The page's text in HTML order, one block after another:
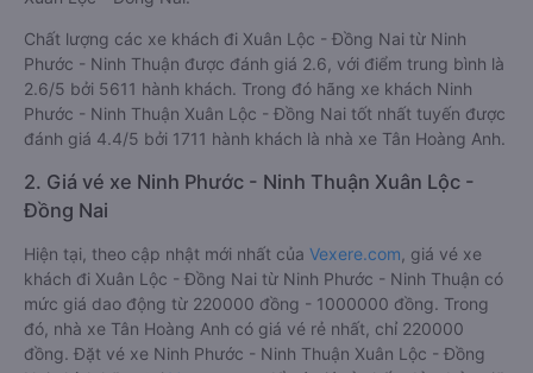
Chất lượng các xe khách đi Xuân Lộc - Đồng Nai từ Ninh
Phước - Ninh Thuận được đánh giá 2.6, với điểm trung bình là
2.6/5 bởi 5611 hành khách. Trong đó hãng xe khách Ninh
Phước - Ninh Thuận Xuân Lộc - Đồng Nai tốt nhất tuyến được
đánh giá 4.4/5 bởi 1711 hành khách là nhà xe Tân Hoàng Anh.
2. Giá vé xe Ninh Phước - Ninh Thuận Xuân Lộc -
Đồng Nai
Hiện tại, theo cập nhật mới nhất của Vexere.com , giá vé xe
khách đi Xuân Lộc - Đồng Nai từ Ninh Phước - Ninh Thuận có
mức giá dao động từ 220000 đồng - 1000000 đồng. Trong
đó, nhà xe Tân Hoàng Anh có giá vé rẻ nhất, chỉ 220000
đồng. Đặt vé xe Ninh Phước - Ninh Thuận Xuân Lộc - Đồng